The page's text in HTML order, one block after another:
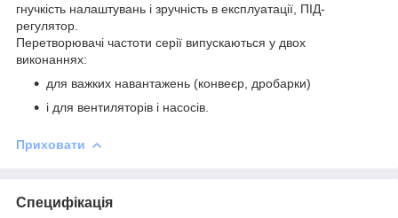
гнучкість налаштувань і зручність в експлуатації, ПІД-
регулятор.
Перетворювачі частоти серії випускаються у двох
виконаннях:
для важких навантажень (конвеєр, дробарки)
і для вентиляторів і насосів.
Приховати
Специфікація